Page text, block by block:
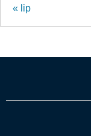
« lip